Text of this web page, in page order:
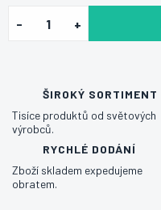
ŠIROKÝ SORTIMENT
Tisíce produktů od světových
výrobců.
RYCHLÉ DODÁNÍ
Zboží skladem expedujeme
obratem.